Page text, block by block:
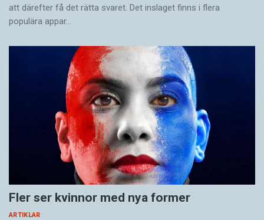
att därefter få det rätta svaret. Det inslaget finns i flera
populära appar…
Fler ser kvinnor med nya former
ARTIKLAR